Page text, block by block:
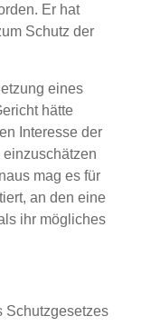
Er hat
Schutz der
eines
hätte
Interesse der
mag es für
an den eine
ihr mögliches
Schutzgesetzes